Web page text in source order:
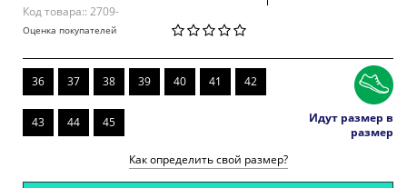
Код товара:: 2709-
Оценка покупателей
36 37 38 39 40 41 42
43 44 45
Идут размер в
размер
Как определить свой размер?